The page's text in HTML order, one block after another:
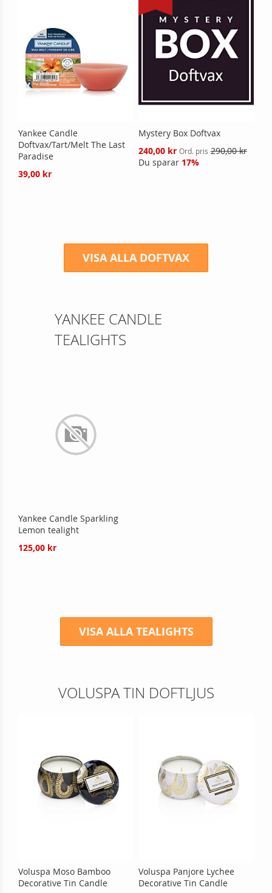
Yankee Candle
Doftvax/Tart/Melt The Last
Paradise
39,00 kr
Mystery Box Doftvax
Reducerat
pris
240,00 kr Ord. pris 290,00 kr
Du sparar 17%
VISA ALLA DOFTVAX
YANKEE CANDLE
TEALIGHTS
Yankee Candle Sparkling
Lemon tealight
125,00 kr
VISA ALLA TEALIGHTS
VOLUSPA TIN DOFTLJUS
Voluspa Moso Bamboo
Decorative Tin Candle
Voluspa Panjore Lychee
Decorative Tin Candle